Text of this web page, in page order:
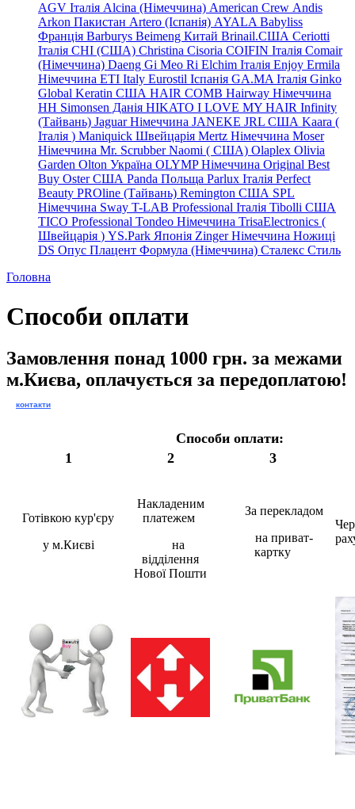
AGV Італія Alcina (Німеччина) American Crew Andis
Arkon Пакистан Artero (Іспанія) AYALA Babyliss
Франція Barburys Beimeng Китай Brinail.США Ceriotti
Італія CHI (США) Christina Cisoria COIFIN Італія Comair
(Німеччина) Daeng Gi Meo Ri Elchim Італія Enjoy Ermila
Німеччина ETI Italy Eurostil Іспанія GA.MA Італія Ginko
Global Keratin США HAIR COMB Hairway Німеччина
HH Simonsen Данія HIKATO I LOVE MY HAIR Infinity
(Тайвань) Jaguar Німеччина JANEKE JRL США Kaara (
Італія ) Maniquick Швейцарія Mertz Німеччина Moser
Німеччина Mr. Scrubber Naomi ( США) Olaplex Olivia
Garden Olton Україна OLYMP Німеччина Original Best
Buy Oster США Panda Польща Parlux Італія Perfect
Beauty PROline (Тайвань) Remington США SPL
Німеччина Sway T-LAB Professional Італія Tibolli США
TICO Professional Tondeo Німеччина TrisaElectronics (
Швейцарія ) YS.Park Японія Zinger Німеччина Ножиці
DS Опус Плацент Формула (Німеччина) Сталекс Стиль
Головна
Способи оплати
Замовлення понад 1000 грн. за межами
м.Києва, оплачується за передоплатою!
контакти
Способи оплати:
1
2 3
Готівкою кур'єру
у м.Києві
Накладеним
платежем
на
відділення
Нової Пошти
За перекладом
на приват-
картку